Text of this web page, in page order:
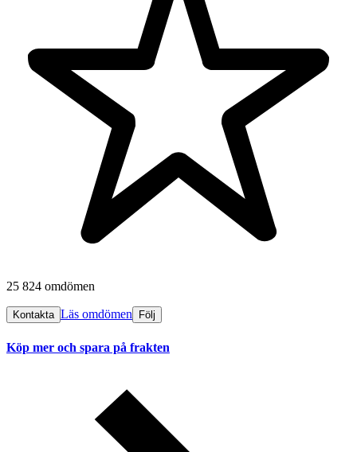
25 824 omdömen
Kontakta Läs omdömen Följ
Köp mer och spara på frakten